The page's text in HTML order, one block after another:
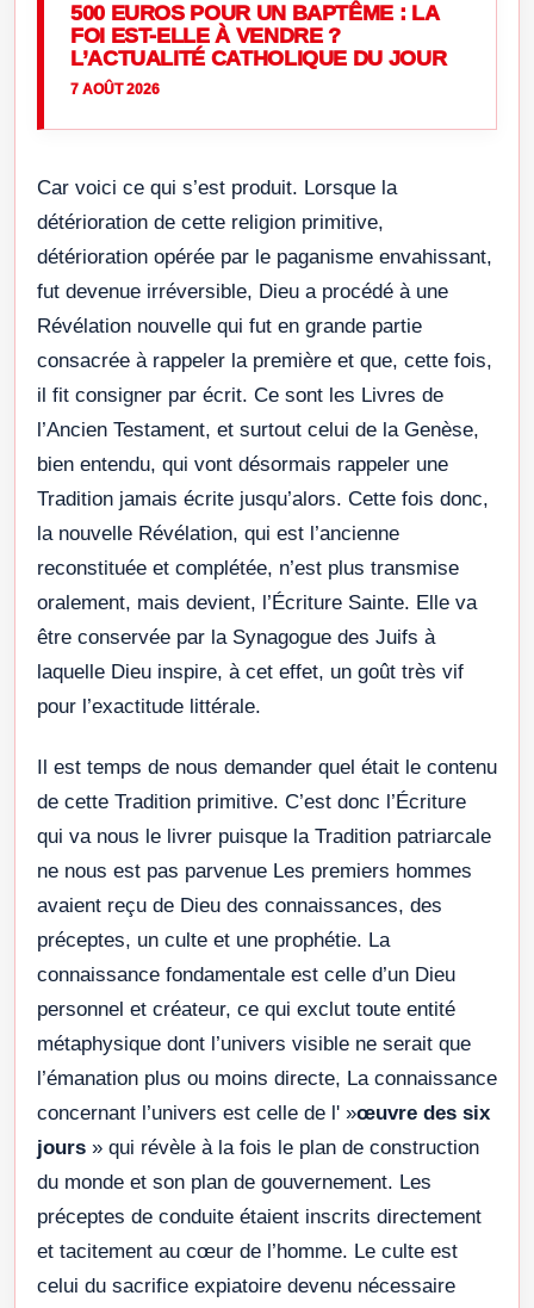
500 EUROS POUR UN BAPTÊME : LA
FOI EST-ELLE À VENDRE ?
L’ACTUALITÉ CATHOLIQUE DU JOUR
7 AOÛT 2026
Car voici ce qui s’est produit. Lorsque la
détérioration de cette religion primitive,
détérioration opérée par le paganisme envahissant,
fut devenue irréversible, Dieu a procédé à une
Révélation nouvelle qui fut en grande partie
consacrée à rappeler la première et que, cette fois,
il fit consigner par écrit. Ce sont les Livres de
l’Ancien Testament, et surtout celui de la Genèse,
bien entendu, qui vont désormais rappeler une
Tradition jamais écrite jusqu’alors. Cette fois donc,
la nouvelle Révélation, qui est l’ancienne
reconstituée et complétée, n’est plus transmise
oralement, mais devient, l’Écriture Sainte. Elle va
être conservée par la Synagogue des Juifs à
laquelle Dieu inspire, à cet effet, un goût très vif
pour l’exactitude littérale.
Il est temps de nous demander quel était le contenu
de cette Tradition primitive. C’est donc l’Écriture
qui va nous le livrer puisque la Tradition patriarcale
ne nous est pas parvenue Les premiers hommes
avaient reçu de Dieu des connaissances, des
préceptes, un culte et une prophétie. La
connaissance fondamentale est celle d’un Dieu
personnel et créateur, ce qui exclut toute entité
métaphysique dont l’univers visible ne serait que
l’émanation plus ou moins directe, La connaissance
concernant l’univers est celle de l' »œuvre des six
jours » qui révèle à la fois le plan de construction
du monde et son plan de gouvernement. Les
préceptes de conduite étaient inscrits directement
et tacitement au cœur de l’homme. Le culte est
celui du sacrifice expiatoire devenu nécessaire